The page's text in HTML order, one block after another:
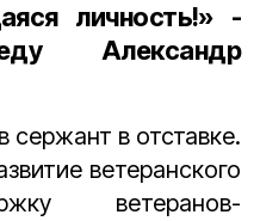
личность!» -
Александр
сержант в отставке.
ветеранского
ветеранов-